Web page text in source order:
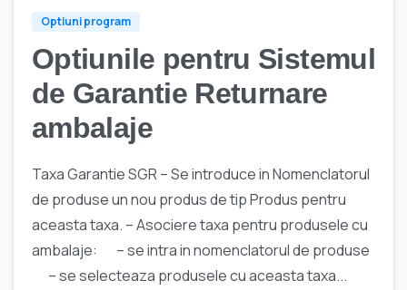
Optiuni program
Optiunile pentru Sistemul
de Garantie Returnare
ambalaje
Taxa Garantie SGR – Se introduce in Nomenclatorul
de produse un nou produs de tip Produs pentru
aceasta taxa. – Asociere taxa pentru produsele cu
ambalaje: – se intra in nomenclatorul de produse
– se selecteaza produsele cu aceasta taxa...